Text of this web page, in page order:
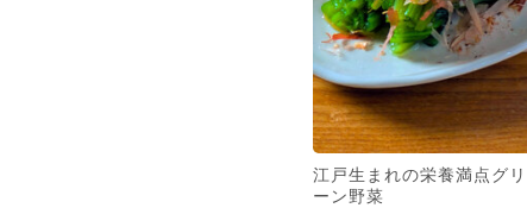
江戸生まれの栄養満点グリ
ーン野菜